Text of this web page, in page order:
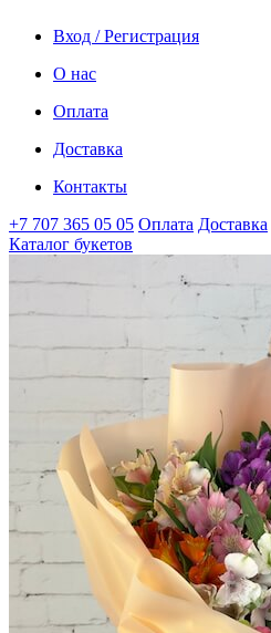
Вход / Регистрация
О нас
Оплата
Доставка
Контакты
+7 707 365 05 05 Оплата Доставка
Каталог букетов